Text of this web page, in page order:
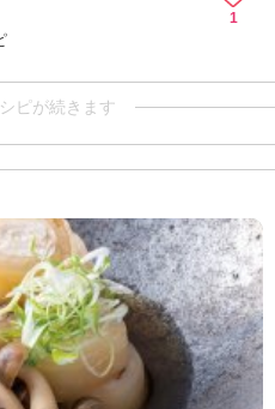
1
ピが続きます